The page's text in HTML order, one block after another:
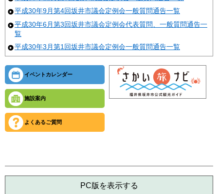
平成30年9月第4回坂井市議会定例会一般質問通告一覧
平成30年6月第3回坂井市議会定例会代表質問、一般質問通告一
覧
平成30年3月第1回坂井市議会定例会一般質問通告一覧
イベントカレンダー
施設案内
よくあるご質問
PC版を表示する